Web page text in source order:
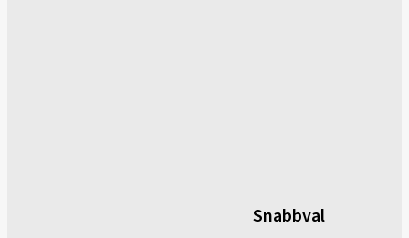
Snabbval